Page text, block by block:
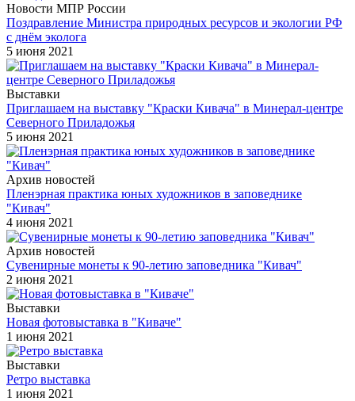
Новости МПР России
Поздравление Министра природных ресурсов и экологии РФ
с днём эколога
5 июня 2021
Выставки
Приглашаем на выставку "Краски Кивача" в Минерал-центре
Северного Приладожья
5 июня 2021
Архив новостей
Пленэрная практика юных художников в заповеднике
"Кивач"
4 июня 2021
Архив новостей
Сувенирные монеты к 90-летию заповедника "Кивач"
2 июня 2021
Выставки
Новая фотовыставка в "Киваче"
1 июня 2021
Выставки
Ретро выставка
1 июня 2021